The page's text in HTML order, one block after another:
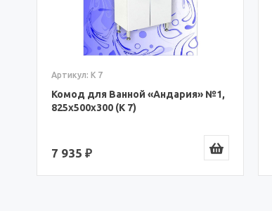
Артикул: К 7
Комод для Ванной «Андария» №1,
825x500x300 (К 7)
7 935 ₽